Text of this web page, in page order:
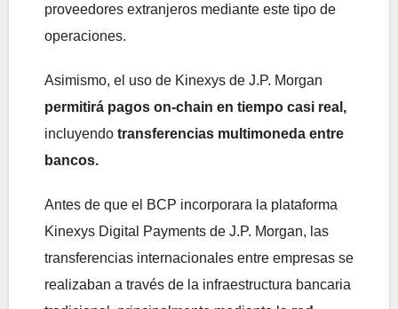
proveedores extranjeros mediante este tipo de
operaciones.
Asimismo, el uso de Kinexys de J.P. Morgan
permitirá pagos on‑chain en tiempo casi real,
incluyendo transferencias multimoneda entre
bancos.
Antes de que el BCP incorporara la plataforma
Kinexys Digital Payments de J.P. Morgan, las
transferencias internacionales entre empresas se
realizaban a través de la infraestructura bancaria